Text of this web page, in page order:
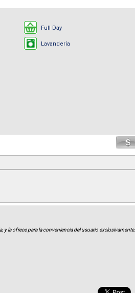
Full Day
Lavandería
la ofrece para la conveniencia del usuario exclusivamente.